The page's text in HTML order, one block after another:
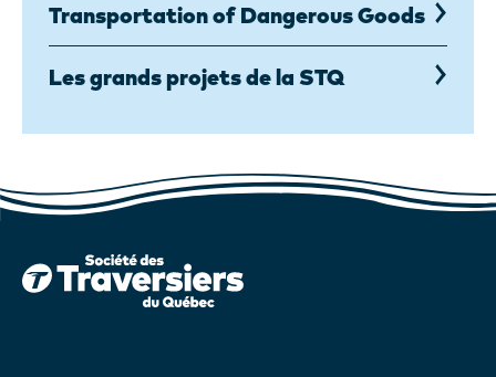
Transportation of Dangerous Goods
Les grands projets de la STQ